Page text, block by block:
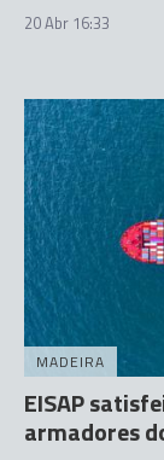
20 Abr 16:33
MADEIRA
EISAP
armadores